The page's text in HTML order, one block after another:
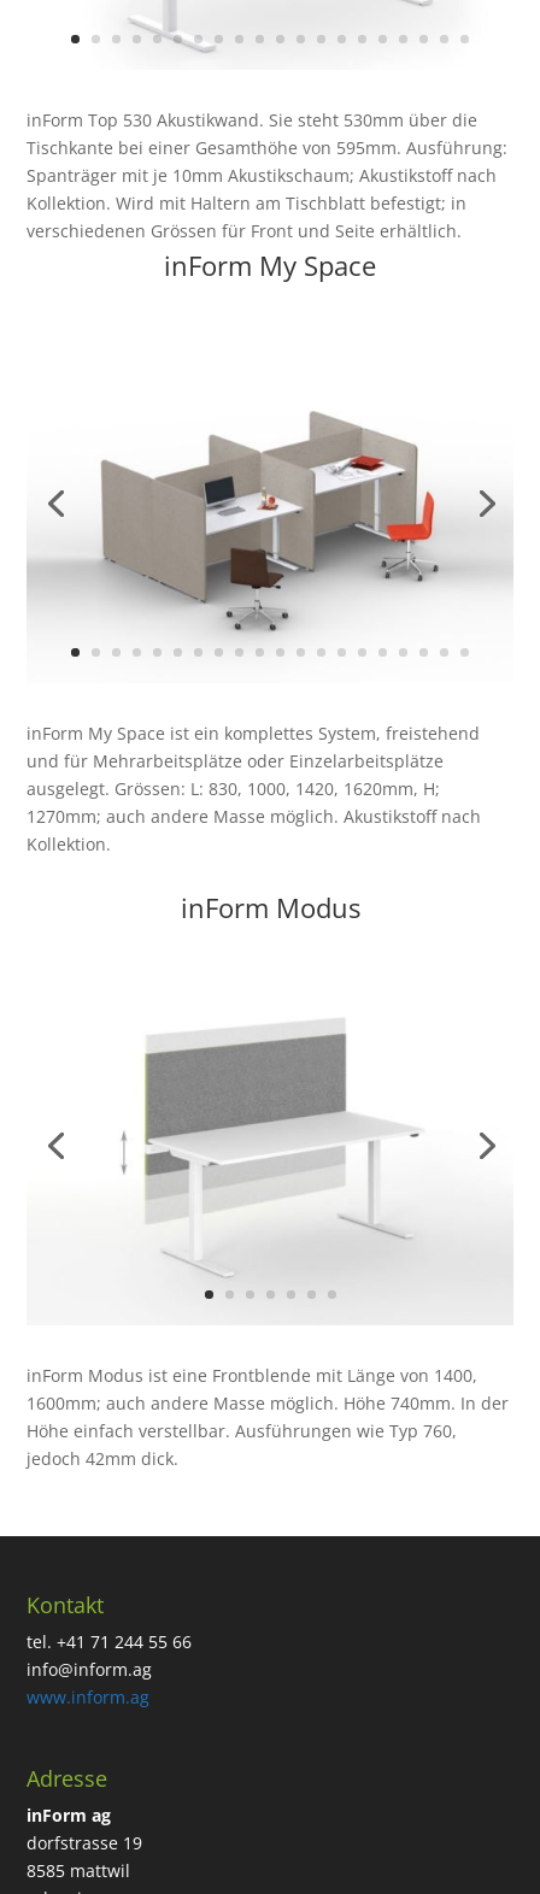
inForm Top 530Akustikwand. Sie steht 530mm über die
Tischkante bei einer Gesamthöhe von 595mm. Ausführung:
Spanträger mit je 10mm Akustikschaum; Akustikstoff nach
Kollektion. Wird mit Haltern am Tischblatt befestigt; in
verschiedenen Grössen für Front und Seite erhältlich.
inForm My Space
inForm My Space ist ein komplettes System, freistehend
und für Mehrarbeitsplätze oder Einzelarbeitsplätze
ausgelegt. Grössen: L: 830, 1000, 1420, 1620mm, H;
1270mm; auch andere Masse möglich. Akustikstoff nach
Kollektion.
inForm Modus
inForm Modus ist eine Frontblende mit Länge von 1400,
1600mm; auch andere Masse möglich. Höhe 740mm. In der
Höhe einfach verstellbar. Ausführungen wie Typ 760,
jedoch 42mm dick.
Kontakt
tel. +41 71 244 55 66
info@inform.ag
www.inform.ag
Adresse
inForm ag
dorfstrasse 19
8585 mattwil